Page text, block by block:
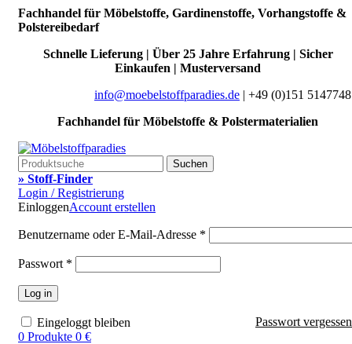
Fachhandel für Möbelstoffe, Gardinenstoffe, Vorhangstoffe &
Polstereibedarf
Schnelle Lieferung | Über 25 Jahre Erfahrung | Sicher
Einkaufen | Musterversand
info@moebelstoffparadies.de | +49 (0)151
Fachhandel für Möbelstoffe & Polstermaterialien
Suchen
» Stoff-Finder
Login / Registrierung
EinloggenAccount erstellen
Benutzername oder E-Mail-Adresse *
Passwort *
Log in
Passwort
Eingeloggt bleiben
0 Produkte 0 €